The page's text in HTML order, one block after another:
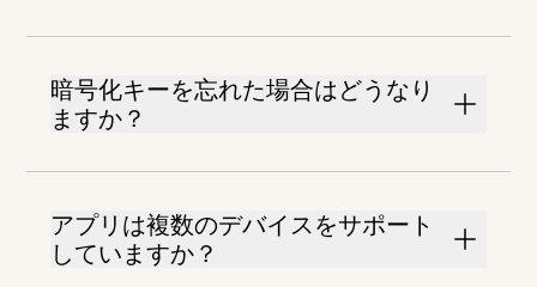
暗号化キーを忘れた場合はどうなり
ますか？
アプリは複数のデバイスをサポート
していますか？